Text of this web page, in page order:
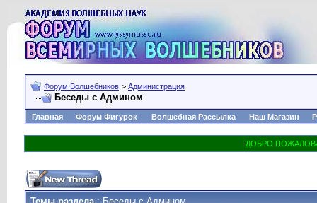
Форум Волшебников > Администрация
Беседы с Админом
Главная Форум Фигурок Волшебная Рассылка Наш Магазин